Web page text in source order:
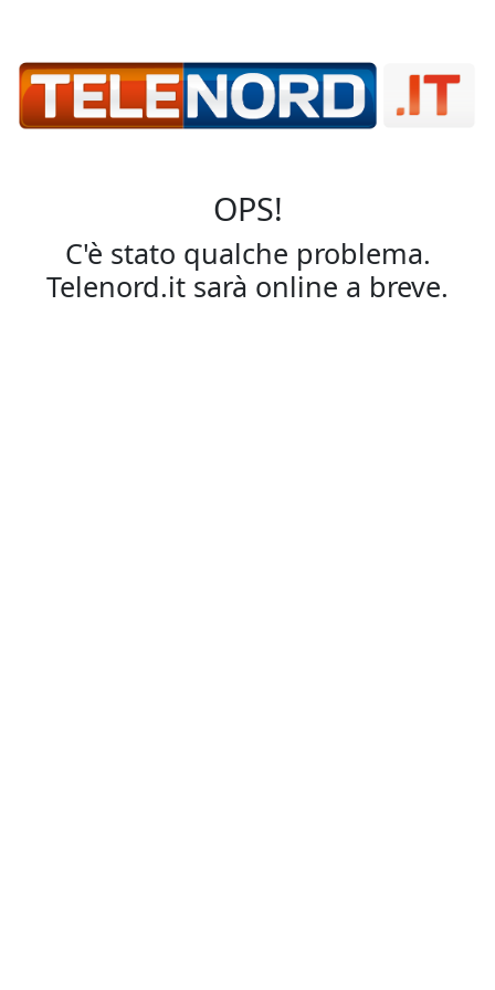
OPS!
C'è stato qualche problema.
Telenord.it sarà online a breve.